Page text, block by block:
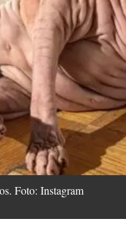
Foto: Instagram